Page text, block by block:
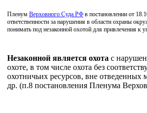
Пленум Верховного Суда РФ в постановлении от
ответственности за нарушения в области охраны
понимать под незаконной охотой для привлечения к
Незаконной является охота с
охоте, в том числе охота без
охотничьих ресурсов, вне отведенных
др. (п.8 постановления Пленума